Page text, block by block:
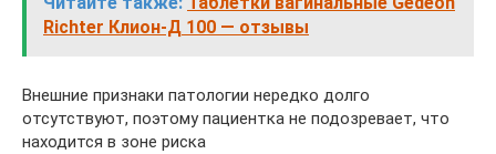
Richter Клион-Д 100 — отзывы
Внешние признаки патологии нередко долго
отсутствуют, поэтому пациентка не подозревает, что
находится в зоне риска